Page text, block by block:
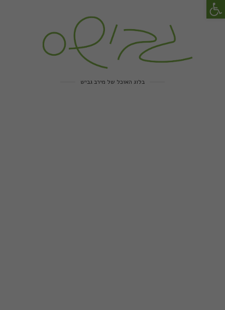
בלוג האוכל של מירב גביש